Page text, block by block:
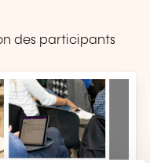
des participants